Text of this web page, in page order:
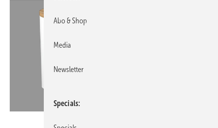
Abo & Shop
Media
Newsletter
Specials